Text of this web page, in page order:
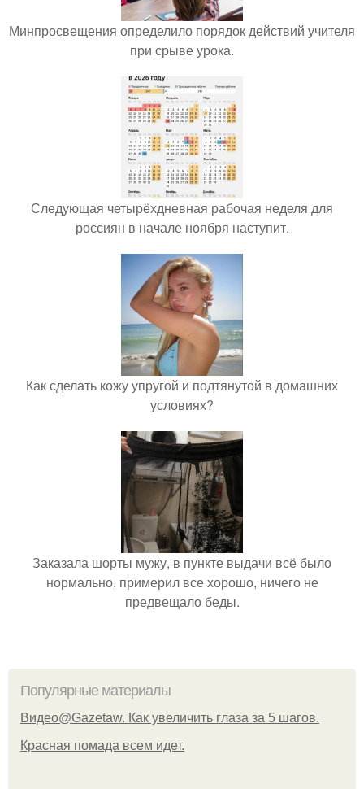
Минпросвещения определило порядок действий учителя
при срыве урока.
Следующая четырёхдневная рабочая неделя для
россиян в начале ноября наступит.
Как сделать кожу упругой и подтянутой в домашних
условиях?
Заказала шорты мужу, в пункте выдачи всё было
нормально, примерил все хорошо, ничего не
предвещало беды.
Популярные материалы
Видео@Gazetaw. Как увеличить глаза за 5 шагов.
Красная помада всем идет.